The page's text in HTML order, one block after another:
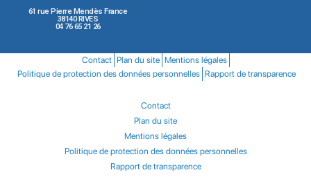
61 rue Pierre Mendès France
38140 RIVES
04 76 65 21 26
Contact Plan du site Mentions légales
Politique de protection des données personnelles Rapport de transparence
Contact
Plan du site
Mentions légales
Politique de protection des données personnelles
Rapport de transparence